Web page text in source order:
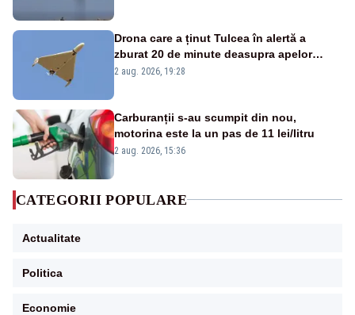
Drona care a ținut Tulcea în alertă a
zburat 20 de minute deasupra apelor
României. Au fost ridicate două F-16
2 aug. 2026, 19:28
Carburanții s-au scumpit din nou,
motorina este la un pas de 11 lei/litru
2 aug. 2026, 15:36
CATEGORII POPULARE
Actualitate
Politica
Economie